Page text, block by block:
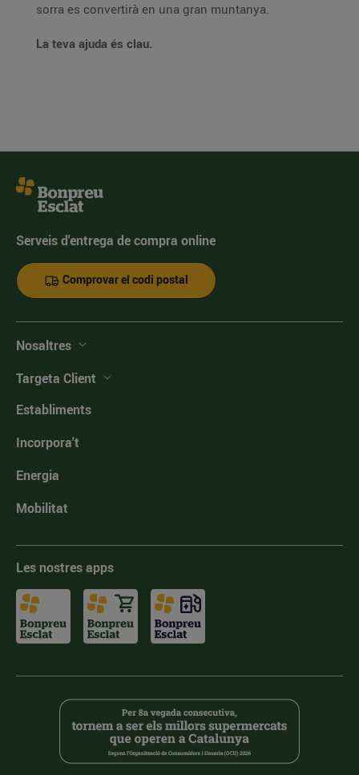
sorra es convertirà en una gran muntanya.
La teva ajuda és clau.
Serveis d'entrega de compra online
Comprovar el codi postal
Nosaltres
Targeta Client
Establiments
Incorpora't
Energia
Mobilitat
Les nostres apps